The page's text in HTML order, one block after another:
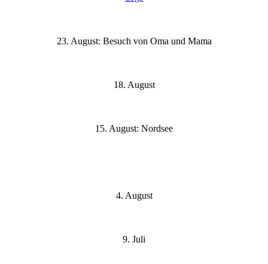
23. August: Besuch von Oma und Mama
18. August
15. August: Nordsee
4. August
9. Juli